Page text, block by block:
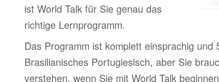
ist World Talk für Sie genau das
richtige Lernprogramm.
Das Programm ist komplett einsprachig und
Brasilianisches Portugiesisch, aber Sie
verstehen, wenn Sie mit World Talk